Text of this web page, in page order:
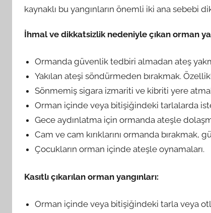
kaynaklı bu yangınların önemli iki ana sebebi
İhmal ve dikkatsizlik nedeniyle çıkan orman
Ormanda güvenlik tedbiri almadan ateş
Yakılan ateşi söndürmeden bırakmak.
Sönmemiş sigara izmariti ve kibriti yere
Orman içinde veya bitişiğindeki tarlalarda
Gece aydınlatma için ormanda ateşle
Cam ve cam kırıklarını ormanda bırakmak,
Çocukların orman içinde ateşle oynamaları.
Kasıtlı çıkarılan orman yangınları:
Orman içinde veya bitişiğindeki tarla veya